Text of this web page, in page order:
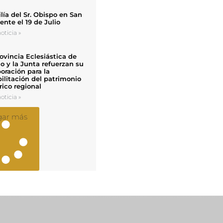
del Sr. Obispo en San
el 19 de Julio
»
Eclesiástica de
y la Junta refuerzan su
para la
del patrimonio
regional
»
más